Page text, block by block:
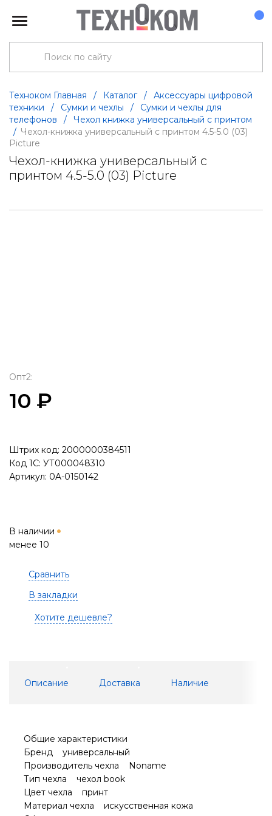
Техноком Главная / Каталог /
Аксессуары цифровой
техники
/ Сумки и чехлы /
Сумки и чехлы для
телефонов
/
Чехол книжка универсальный с принтом
/ Чехол-книжка универсальный с принтом 4.5-5.0 (03)
Picture
Чехол-книжка универсальный с
принтом 4.5-5.0 (03) Picture
Опт2:
10 ₽
Штрих код: 2000000384511
Код 1С: УТ000048310
Артикул: 0A-0150142
В наличии
менее 10
Сравнить
В закладки
Хотите дешевле?
Описание Доставка Наличие
Общие характеристики
Бренд универсальный
Производитель чехла Noname
Тип чехла чехол book
Цвет чехла принт
Материал чехла искусственная кожа